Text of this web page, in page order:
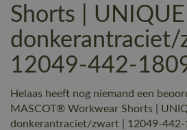
Shorts |
donkerantraciet/
12049-442-
Helaas heeft nog niemand een
MASCOT® Workwear Shorts |
donkerantraciet/zwart | 12049-442-